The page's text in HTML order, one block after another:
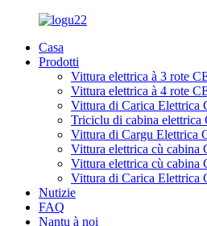
Casa
Prodotti
Vittura elettrica à 3 rote
Vittura elettrica à 4 rote
Vittura di Carica Elettrica
Triciclu di cabina elettrica
Vittura di Cargu Elettrica
Vittura elettrica cù cabina
Vittura elettrica cù cabina
Vittura di Carica Elettrica
Nutizie
FAQ
Nantu à noi